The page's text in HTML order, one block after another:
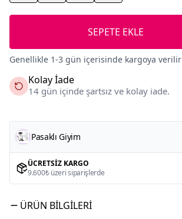
SEPETE EKLE
Genellikle 1-3 gün içerisinde kargoya verilir
Kolay İade
14 gün içinde şartsız ve kolay iade.
Pasaklı Giyim
ÜCRETSIZ KARGO
9.600₺ üzeri siparişlerde
ÜRÜN BILGILERI